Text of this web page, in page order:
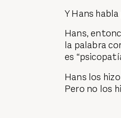
Y Hans
Hans,
la palabra
es
Hans los
Pero no los